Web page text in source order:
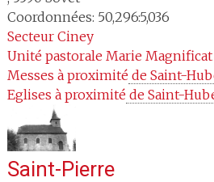
Coordonnées: 50,296:5,036
Secteur Ciney
Unité pastorale Marie
Messes à proximité de Saint-
Eglises à proximité de Saint-
Saint-Pierre